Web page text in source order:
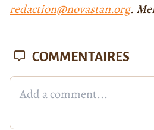
redaction@novastan.org.
COMMENTAIRES